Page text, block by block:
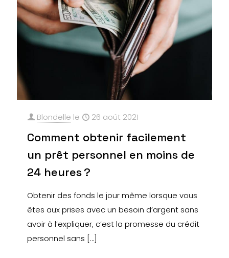
Blondelle le 26 août 2021
Comment obtenir facilement
un prêt personnel en moins de
24 heures ?
Obtenir des fonds le jour même lorsque vous
êtes aux prises avec un besoin d’argent sans
avoir à l’expliquer, c’est la promesse du crédit
personnel sans […]